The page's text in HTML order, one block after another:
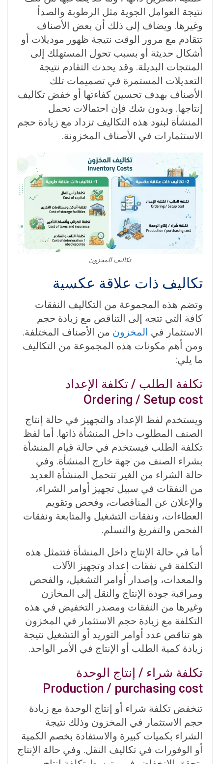
نتيجة العوامل الجوية مثل الرطوبة والصدأ
وغيرها. ويضاف إلى ذلك أن بعض الأصناف
تتقادم مع مرور الوقت نتيجة ظهور موديلات أو
أشكال حديثة أو بسبب تحول المستهلك إلى
المنتجات البديلة. وقد يحدث التقادم نتيجة
التعديلات المستمرة في تصميمات تلك
الأصناف بهدف تحسين كفاءتها أو خفض تكاليف
إنتاجها. وبدون شك فإن احتمالات تحمل
المنشأة لبنود هذه التكاليف تزداد مع زيادة حجم
الاستثمارات في الأصناف المخزونة.
تكاليف المخزون
تكاليف ذات علاقة عكسية
وتضم هذه المجموعة من التكاليف النفقات
كافة التي تتجه إلى التناقص مع زيادة حجم
الاستثمار في المخزون من الأصناف المختلفة.
ومن أهم مكونات هذه المجموعة من التكاليف
ما يلي:
تكلفة الطلب / تكلفة الإعداد
Ordering / Setup cost
ويستخدم لفظ الإعداد والتجهيز في حالة إنتاج
الصنف المطلوب داخل المنشأة ذاتها. أما لفظ
تكلفة الطلب فيستخدم في حالة قيام المنشأة
بشراء الصنف من جهة خارج المنشأة. وفي
حالة الشراء من الغير تتحمل المنشأة العديد
من النفقات في سبيل تجهيز أوامر الشراء،
والإعلان عن المناقصات، وفحص وتقويم
العطاءات، ونفقات التشغيل والمتابعة ونفقات
الفحص والتفريغ والتسلم.
أما في حالة الإنتاج داخل المنشأة فتتمثل هذه
التكلفة في نفقات إعداد وتجهيز الآلات
والمعدات، وإصدار أوامر التشغيل، والفحص
ومراقبة جودة الإنتاج والنقل إلى المخازن
وغيرها من النفقات ومصدر التخفيض في هذه
التكلفة مع زيادة حجم الاستثمار في المخزون
هو تناقص عدد أوامر التوريد أو التشغيل نتيجة
زيادة كمية الطلب أو الإنتاج في الأمر الواحد.
تكلفة شراء / إنتاج الوحدة
Production / purchasing cost
تنخفض تكلفة شراء أو إنتاج الوحدة مع زيادة
حجم الاستثمار في المخزون وذلك نتيجة
الشراء بكميات كبيرة والاستفادة بخصم الكمية
أو الوفورات في تكاليف النقل. وفي حالة الإنتاج